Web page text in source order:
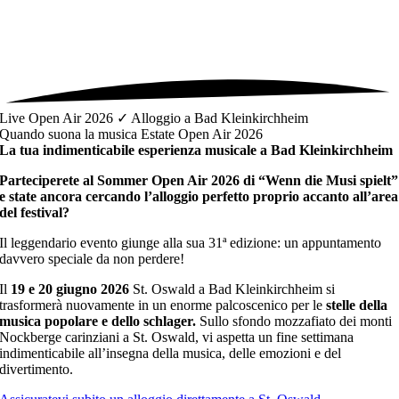
Live Open Air 2026 ✓ Alloggio a Bad Kleinkirchheim
Quando suona la musica Estate Open Air 2026
La tua indimenticabile esperienza musicale a Bad Kleinkirchheim
Parteciperete al Sommer Open Air 2026 di “Wenn die Musi spielt”
e state ancora cercando l’alloggio perfetto proprio accanto all’area
del festival?
Il leggendario evento giunge alla sua 31ª edizione: un appuntamento
davvero speciale da non perdere!
Il 19 e 20 giugno 2026 St. Oswald a Bad Kleinkirchheim si
trasformerà nuovamente in un enorme palcoscenico per lestelle della
musica popolare e dello schlager. Sullo sfondo mozzafiato dei monti
Nockberge carinziani a St. Oswald, vi aspetta un fine settimana
indimenticabile all’insegna della musica, delle emozioni e del
divertimento.